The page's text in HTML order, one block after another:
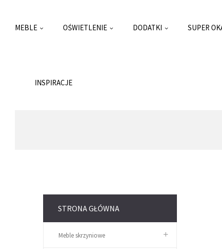
MEBLE OŚWIETLENIE DODATKI SUPER
INSPIRACJE
STRONA GŁÓWNA
Meble skrzyniowe